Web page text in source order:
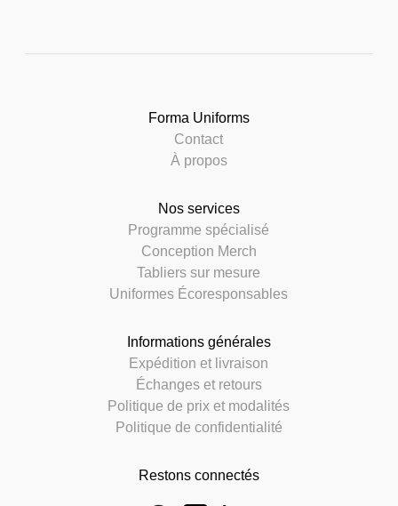
Forma Uniforms
Contact
À propos
Nos services
Programme spécialisé
Conception Merch
Tabliers sur mesure
Uniformes Écoresponsables
Informations générales
Expédition et livraison
Échanges et retours
Politique de prix et modalités
Politique de confidentialité
Restons connectés